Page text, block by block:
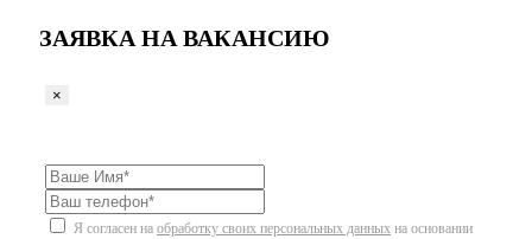
ЗАЯВКА НА ВАКАНСИЮ
×
Я согласен на обработку своих персональных данных на основании